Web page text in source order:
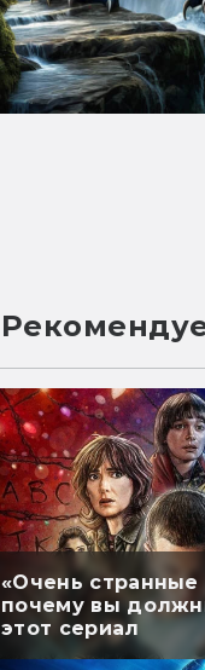
«Очень странные
почему вы
этот сериал